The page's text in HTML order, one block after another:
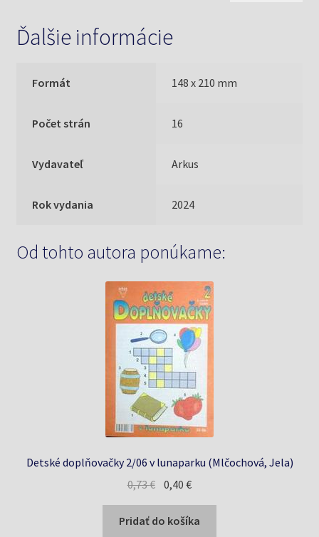
Ďalšie informácie
Formát 148 x 210 mm
Počet strán 16
Vydavateľ Arkus
Rok vydania 2024
Od tohto autora ponúkame:
Detské doplňovačky 2/06 v lunaparku (Mlčochová, Jela)
0,73€ Pôvodná
bola:
0,40€Aktuálna
je:
Pridať do košíka